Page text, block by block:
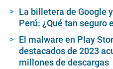
La billetera de Google
Perú: ¿Qué tan seguro
El malware en Play
destacados de 2023
millones de descargas